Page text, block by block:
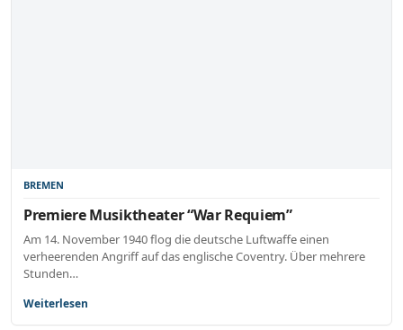
BREMEN
Premiere Musiktheater “War Requiem”
Am 14. November 1940 flog die deutsche Luftwaffe einen
verheerenden Angriff auf das englische Coventry. Über mehrere
Stunden…
Weiterlesen